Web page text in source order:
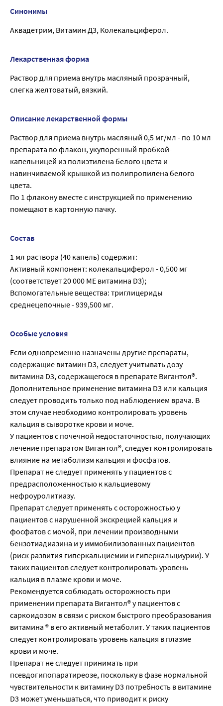
Синонимы
Аквадетрим, Витамин Д3, Колекальциферол.
Лекарственная форма
Раствор для приема внутрь масляный прозрачный,
слегка желтоватый, вязкий.
Описание лекарственной формы
Раствор для приема внутрь масляный 0,5 мг/мл - по 10 мл
препарата во флакон, укупоренный пробкой-
капельницей из полиэтилена белого цвета и
навинчиваемой крышкой из полипропилена белого
цвета.
По 1 флакону вместе с инструкцией по применению
помещают в картонную пачку.
Состав
1 мл раствора (40 капель) содержит:
Активный компонент: колекальциферол - 0,500 мг
(соответствует 20 000 ME витамина D3);
Вспомогательные вещества: триглицериды
среднецепочные - 939,500 мг.
Особые условия
Если одновременно назначены другие препараты,
содержащие витамин D3, следует учитывать дозу
витамина D3, содержащегося в препарате Вигантол®.
Дополнительное применение витамина D3 или кальция
следует проводить только под наблюдением врача. В
этом случае необходимо контролировать уровень
кальция в сыворотке крови и моче.
У пациентов с почечной недостаточностью, получающих
лечение препаратом Вигантол®, следует контролировать
влияние на метаболизм кальция и фосфатов.
Препарат не следует применять у пациентов с
предрасположенностью к кальциевому
нефроуролитиазу.
Препарат следует применять с осторожностью у
пациентов с нарушенной экскрецией кальция и
фосфатов с мочой, при лечении производными
бензотиадиазина и у иммобилизованных пациентов
(риск развития гиперкальциемии и гиперкальциурии). У
таких пациентов следует контролировать уровень
кальция в плазме крови и моче.
Рекомендуется соблюдать осторожность при
применении препарата Вигантол® у пациентов с
саркоидозом в связи с риском быстрого преобразования
витамина ® в его активный метаболит. У таких пациентов
следует контролировать уровень кальция в плазме
крови и моче.
Препарат не следует принимать при
псевдогипопаратиреозе, поскольку в фазе нормальной
чувствительности к витамину D3 потребность в витамине
D3 может уменьшаться, что приводит к риску